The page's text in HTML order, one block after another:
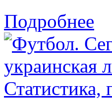
Подробнее